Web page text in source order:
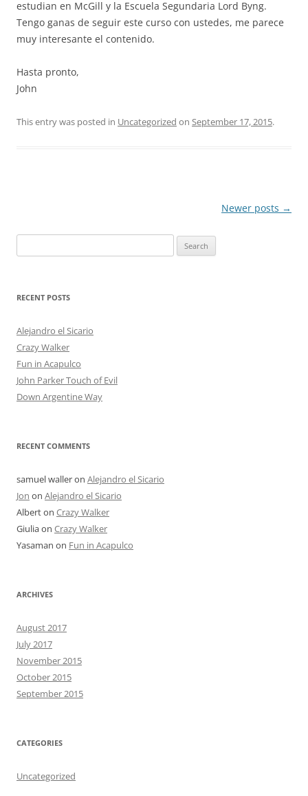
estudian en McGill y la Escuela Segundaria Lord Byng.
Tengo ganas de seguir este curso con ustedes, me parece
muy interesante el contenido.
Hasta pronto,
John
This entry was posted in Uncategorized on September 17, 2015.
Newer posts →
for:
RECENT POSTS
Alejandro el Sicario
Crazy Walker
Fun in Acapulco
John Parker Touch of Evil
Down Argentine Way
RECENT COMMENTS
samuel walleron Alejandro el Sicario
Jon on Alejandro el Sicario
Alberton Crazy Walker
Giuliaon Crazy Walker
Yasaman on Fun in Acapulco
ARCHIVES
August 2017
July 2017
November 2015
October 2015
September 2015
CATEGORIES
Uncategorized